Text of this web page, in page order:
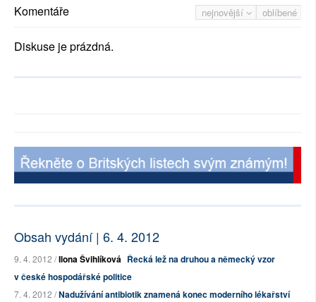
nejnovější oblíbené
Komentáře
Diskuse je prázdná.
Obsah vydání | 6. 4. 2012
9. 4. 2012 /Ilona Švihlíková Řecká lež na druhou a německý vzor
v české hospodářské politice
7. 4. 2012 /Nadužívání antibiotik znamená konec moderního lékařství